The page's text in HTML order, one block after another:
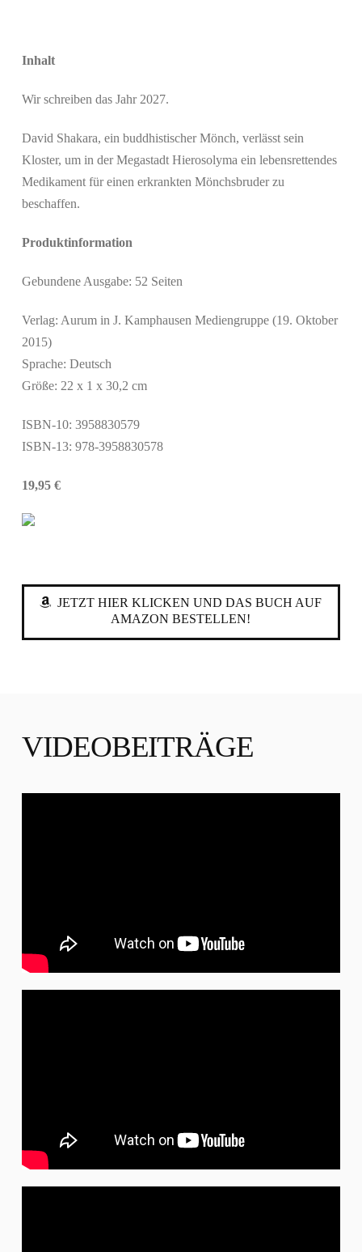
Inhalt
Wir schreiben das Jahr 2027.
David Shakara, ein buddhistischer Mönch, verlässt sein
Kloster, um in der Megastadt Hierosolyma ein lebensrettendes
Medikament für einen erkrankten Mönchsbruder zu
beschaffen.
Produktinformation
Gebundene Ausgabe: 52 Seiten
Verlag: Aurum in J. Kamphausen Mediengruppe (19. Oktober
2015)
Sprache: Deutsch
Größe: 22 x 1 x 30,2 cm
ISBN-10: 3958830579
ISBN-13: 978-3958830578
19,95 €
JETZT HIER KLICKEN UND DAS BUCH AUF
AMAZON BESTELLEN!
VIDEOBEITRÄGE